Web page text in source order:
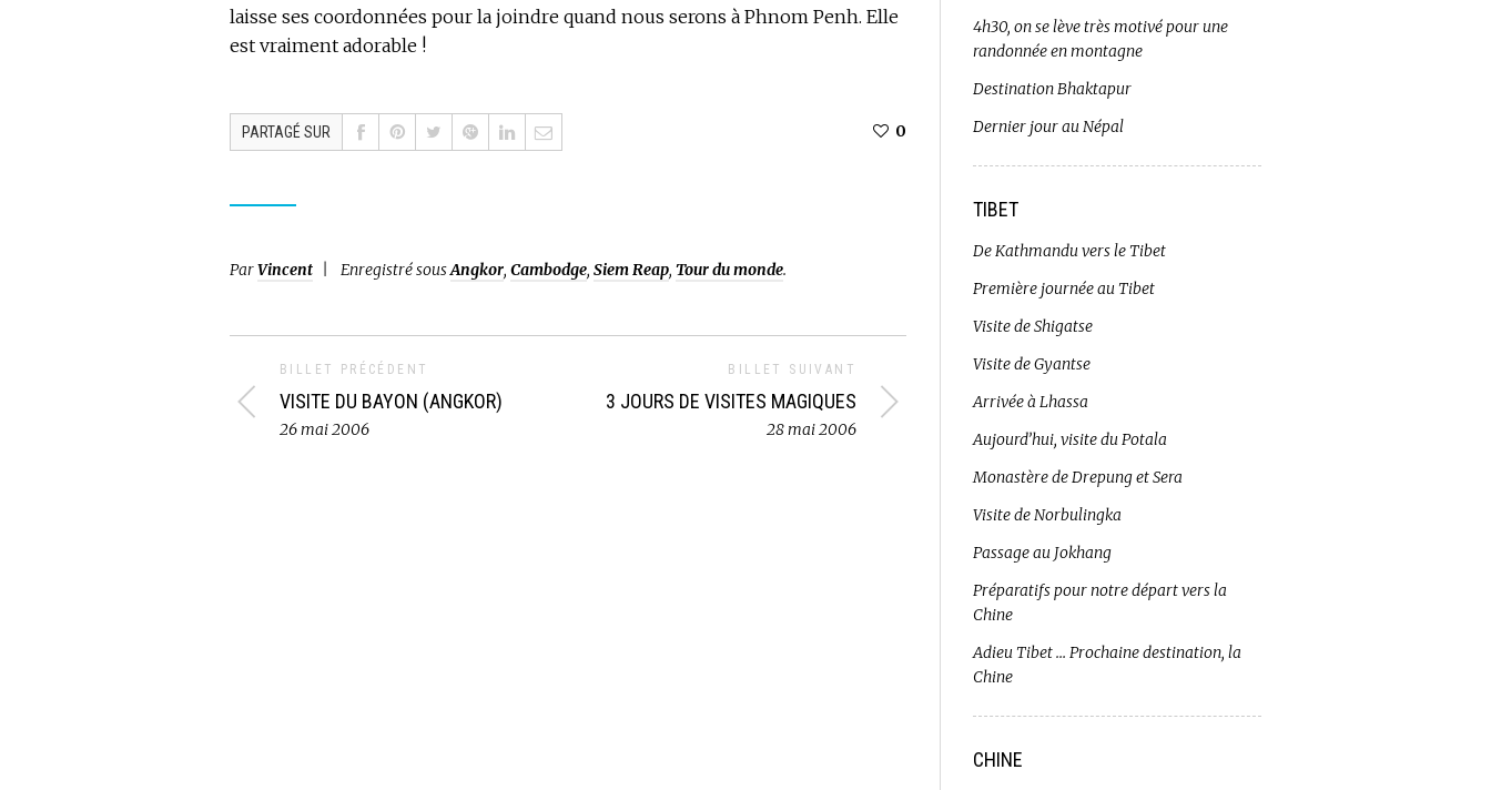
laisse ses coordonnées pour la joindre quand nous serons à Phnom Penh. Elle
est vraiment adorable !
PARTAGÉ SUR 0
ParVincent Enregistré sousAngkor, Cambodge, Siem Reap, Tour du monde.
BILLET PRÉCÉDENT
VISITE DU BAYON (ANGKOR)
26 mai 2006
BILLET SUIVANT
3 JOURS DE VISITES MAGIQUES
28 mai 2006
4h30, on se lève très motivé pour une
randonnée en montagne
Destination Bhaktapur
Dernier jour au Népal
TIBET
De Kathmandu vers le Tibet
Première journée au Tibet
Visite de Shigatse
Visite de Gyantse
Arrivée à Lhassa
Aujourd’hui, visite du Potala
Monastère de Drepung et Sera
Visite de Norbulingka
Passage au Jokhang
Préparatifs pour notre départ vers la
Chine
Adieu Tibet … Prochaine destination, la
Chine
CHINE